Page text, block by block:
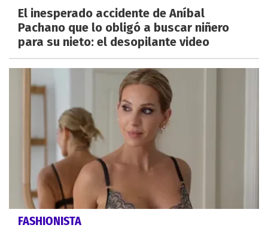
El inesperado accidente de Aníbal
Pachano que lo obligó a buscar niñero
para su nieto: el desopilante video
FASHIONISTA